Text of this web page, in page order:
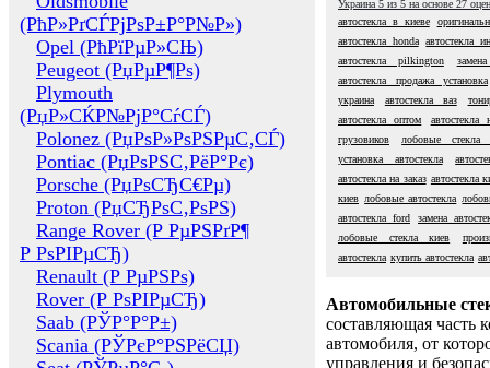
(РћР»РґСЃРјРѕР±Р°Р№Р»)
Opel (РћРїРµР»СЊ)
Peugeot (РџРµР¶Рѕ)
Plymouth
(РџР»СЌР№РјР°СѓСЃ)
Polonez (РџРѕР»РѕРЅРµС‚СЃ)
Pontiac (РџРѕРЅС‚РёР°Рє)
Porsche (РџРѕСЂС€Рµ)
Proton (РџСЂРѕС‚РѕРЅ)
Range Rover (Р РµРЅРґР¶
Р РѕРІРµСЂ)
Renault (Р РµРЅРѕ)
Rover (Р РѕРІРµСЂ)
Saab (РЎР°Р°Р±)
Scania (РЎРєР°РЅРёСЏ)
Украина 5 из 5 на основе 27
автостекла в киеве
автостекла honda
автостекла
автостекла pilkington
автостекла продажа установка
украина
автостекла ваз
автостекла оптом
автостекла
грузовиков
лобовые
установка автостекла
автостекла на заказ автостекла
киев лобовые автостекла
автостекла ford
замена
лобовые стекла киев
автостекла купить автостекла
Автомобильные
составляющая часть
автомобиля, от
управления и